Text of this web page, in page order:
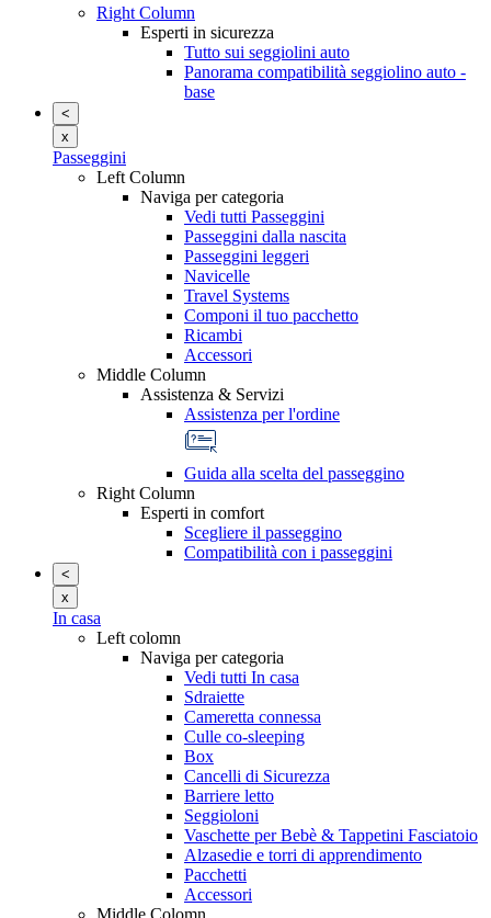
Right Column
Esperti in sicurezza
Tutto sui seggiolini auto
Panorama compatibilità seggiolino auto -
base
<
x
Passeggini
Left Column
Naviga per categoria
Vedi tutti Passeggini
Passeggini dalla nascita
Passeggini leggeri
Navicelle
Travel Systems
Componi il tuo pacchetto
Ricambi
Accessori
Middle Column
Assistenza & Servizi
Assistenza per l'ordine
Guida alla scelta del passeggino
Right Column
Esperti in comfort
Scegliere il passeggino
Compatibilità con i passeggini
<
x
In casa
Left colomn
Naviga per categoria
Vedi tutti In casa
Sdraiette
Cameretta connessa
Culle co-sleeping
Box
Cancelli di Sicurezza
Barriere letto
Seggioloni
Vaschette per Bebè & Tappetini Fasciatoio
Alzasedie e torri di apprendimento
Pacchetti
Accessori
Middle Colomn